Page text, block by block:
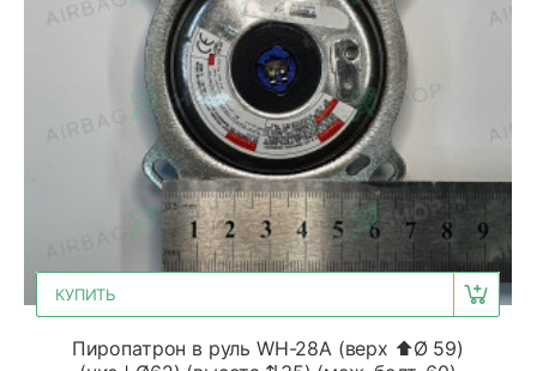
КУПИТЬ
Пиропатрон в руль WH-28A (верх ⬆Ø 59)